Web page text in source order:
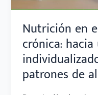
Nutrición en
crónica:
patrones de